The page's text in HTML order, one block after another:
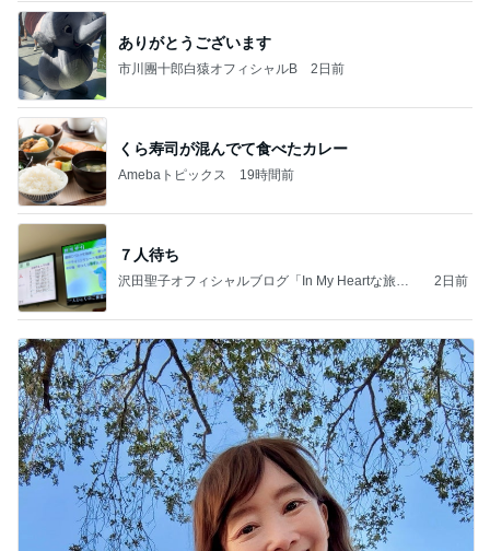
ありがとうございます
市川團十郎白猿オフィシャルB 2日前
くら寿司が混んでて食べたカレー
Amebaトピックス 19時間前
７人待ち
沢田聖子オフィシャルブログ「In My Heartな旅日
2日前